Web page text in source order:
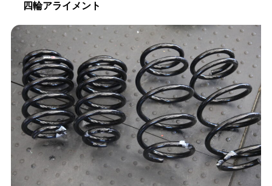
四輪アライメント